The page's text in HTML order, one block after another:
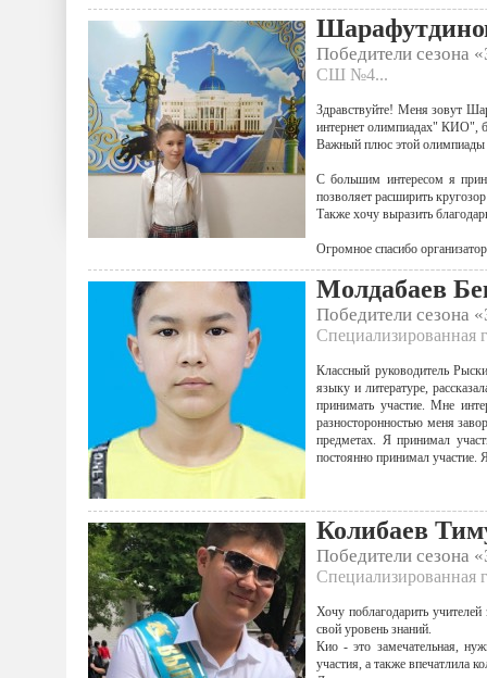
Победители сезона
СШ №4...
Здравствуйте! Меня зовут
интернет олимпиадах" КИО",
Важный плюс этой олимпиады
С большим интересом я
позволяет расширить
Также хочу выразить
Огромное спасибо
Молдабаев
Победители сезона
Специализированная
Классный руководитель
языку и литературе,
принимать участие. Мне
разносторонностью меня
предметах. Я принимал
постоянно принимал участие.
Колибаев
Победители сезона
Специализированная
Хочу поблагодарить
свой уровень знаний.
Кио - это замечательная,
участия, а также впечатлила